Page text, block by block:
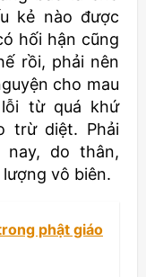
kẻ nào được
hối hận cũng
rồi, phải nên
cho mau
từ quá khứ
trừ diệt. Phải
do thân,
vô biên.
phật giáo